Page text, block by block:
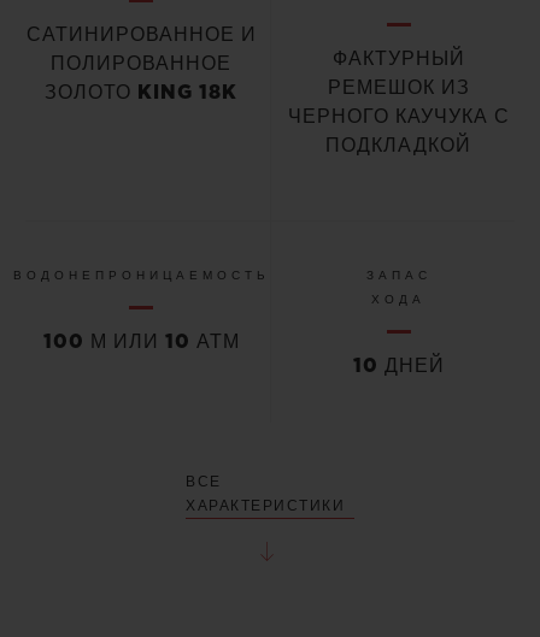
САТИНИРОВАННОЕ И
ПОЛИРОВАННОЕ
ЗОЛОТО KING 18K
ФАКТУРНЫЙ
РЕМЕШОК ИЗ
ЧЕРНОГО КАУЧУКА С
ПОДКЛАДКОЙ
ВОДОНЕПРОНИЦАЕМОСТЬ
100 М ИЛИ 10 АТМ
ЗАПАС
ХОДА
10 ДНЕЙ
ВСЕ
ХАРАКТЕРИСТИКИ